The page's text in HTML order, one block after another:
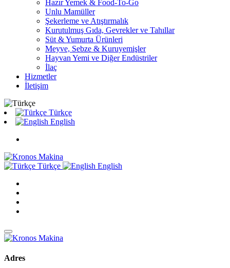
Hazır Yemek & Food-To-Go
Unlu Mamüller
Şekerleme ve Atıştırmalık
Kurutulmuş Gıda, Gevrekler ve Tahıllar
Süt & Yumurta Ürünleri
Meyve, Sebze & Kuruyemişler
Hayvan Yemi ve Diğer Endüstriler
İlaç
Hizmetler
İletişim
Türkçe
English
Türkçe English
Adres